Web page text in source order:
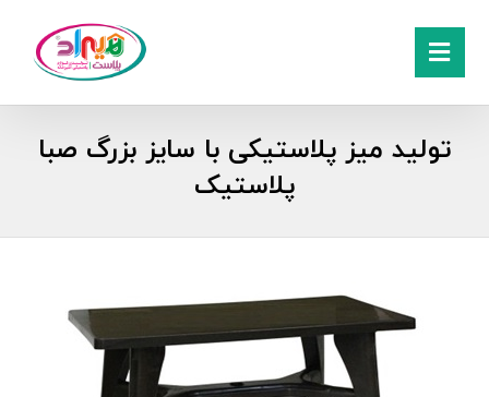
تولید میز پلاستیکی با سایز بزرگ صبا
پلاستیک